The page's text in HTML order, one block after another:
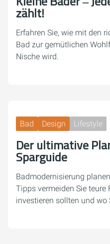
zählt!
Erfahren Sie, wie mit den
Bad zur gemütlichen
Nische wird.
Bad Design Lifestyle
Der ultimative
Sparguide
Badmodernisierung
Tipps vermeiden Sie teure
investieren sollten und wo